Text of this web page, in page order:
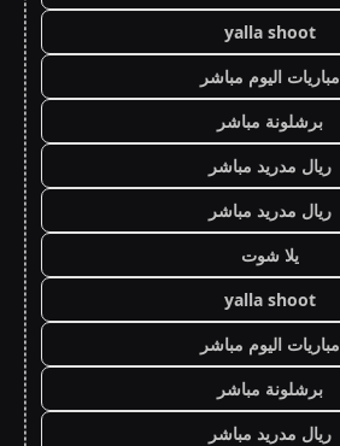
yalla shoot
مباريات اليوم مباشر
برشلونة مباشر
ريال مدريد مباشر
ريال مدريد مباشر
يلا شوت
yalla shoot
مباريات اليوم مباشر
برشلونة مباشر
ريال مدريد مباشر